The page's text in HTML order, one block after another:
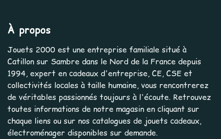
À propos
Jouets 2000 est une entreprise familiale situé à
Catillon sur Sambre dans le Nord de la France depuis
1994, expert en cadeaux d'entreprise, CE, CSE et
collectivités locales à taille humaine, vous rencontrerez
de véritables passionnés toujours à l'écoute. Retrouvez
toutes informations de notre magasin en cliquant sur
chaque liens ou sur nos catalogues de jouets cadeaux,
électroménager disponibles sur demande.